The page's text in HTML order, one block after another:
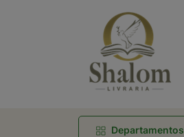
Departamentos